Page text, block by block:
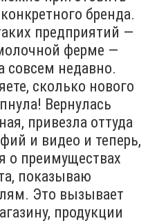
бренда.
предприятий —
ферме —
совсем недавно.
сколько нового
Вернулась
привезла оттуда
и видео и теперь,
о преимуществах
показываю
Это вызывает
продукции